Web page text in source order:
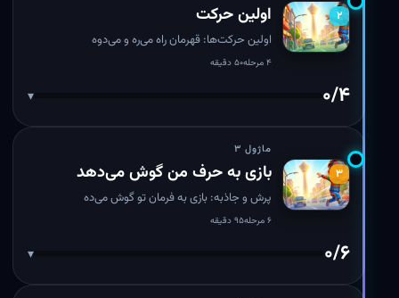
۲ اولین حرکت
اولین حرکت‌ها: قهرمان راه می‌ره و می‌دوه
۴ مرحله ۵۰ دقیقه
۰/۴ ▾
۳
ماژول ۳
بازی به حرف من گوش می‌دهد
پرش و جاذبه: بازی به فرمان تو گوش می‌ده
۶ مرحله ۹۵ دقیقه
۰/۶ ▾